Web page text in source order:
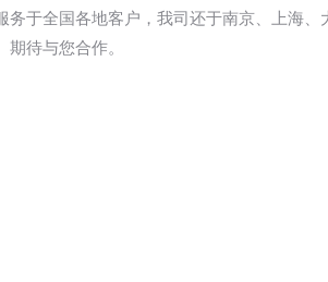
务于全国各地客户，我司还于南京、上海
期待与您合作。